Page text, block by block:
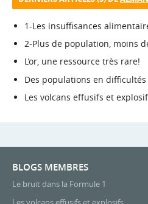
1-Les insuffisances
2-Plus de population, moins
L’or, une ressource très rare!
Des populations en difficultés
Les volcans effusifs et
BLOGS MEMBRES
Le bruit dans la Formule 1